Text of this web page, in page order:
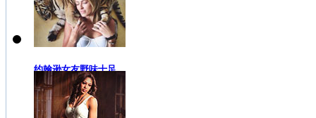
约翰逊女友野味十足